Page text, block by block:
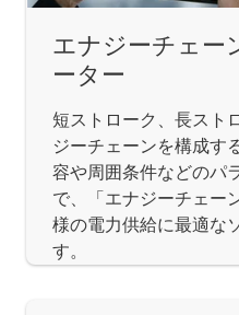
エナジーチェー
ーター
短ストローク、長スト
ジーチェーンを構成す
容や周囲条件などのパ
で、「エナジーチェー
様の電力供給に最適な
す。